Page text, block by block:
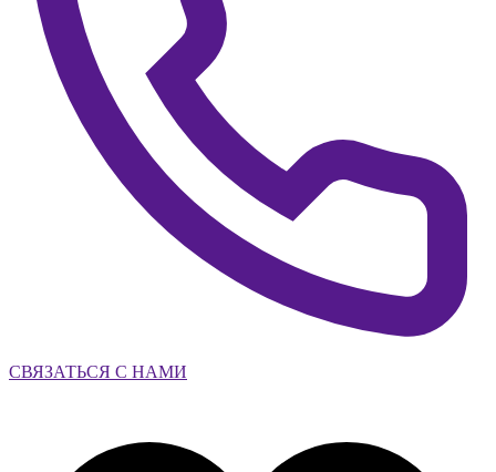
СВЯЗАТЬСЯ С НАМИ